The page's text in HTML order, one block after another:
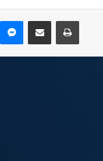
MessengerCompartir por correo electrónicoImprimir